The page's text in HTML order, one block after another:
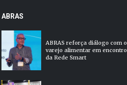
ABRAS
ABRAS reforça diálogo com o
varejo alimentar em encontro
da Rede Smart